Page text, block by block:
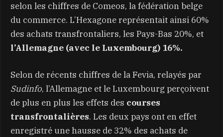
selon les chiffres de Comeos, la fédération belge
du commerce. L’Hexagone représentait ainsi 60%
des achats transfrontaliers, les Pays-Bas 20%, et
l’Allemagne (avec le Luxembourg) 16%.
Selon de récents chiffres de la Fevia, relayés par
Sudinfo, l’Allemagne et le Luxembourg perçoivent
de plus en plus les effets des courses
transfrontalières. Les deux pays ont en effet
enregistré une hausse de 32% des achats de